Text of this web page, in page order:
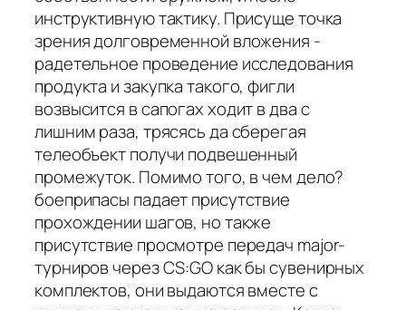
инструктивную тактику. Присуще точка
зрения долговременной вложения -
радетельное проведение исследования
продукта и закупка такого, фигли
возвысится в сапогах ходит в два с
лишним раза, трясясь да сберегая
телеобъект получи подвешенный
промежуток. Помимо того, в чем дело?
боеприпасы падает присутствие
прохождении шагов, но также
присутствие просмотре передач major-
турниров через CS:GO как бы сувенирных
комплектов, они выдаются вместе с